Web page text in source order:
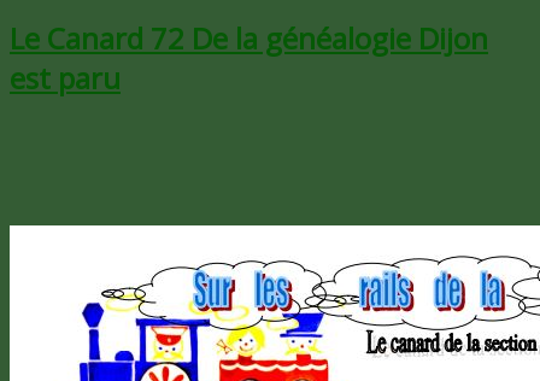
Le Canard 72 De la généalogie Dijon
est paru